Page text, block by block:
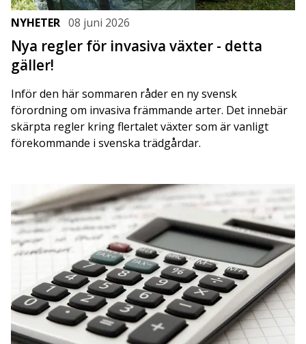
NYHETER 08 juni 2026
Nya regler för invasiva växter - detta
gäller!
Inför den här sommaren råder en ny svensk
förordning om invasiva främmande arter. Det innebär
skärpta regler kring flertalet växter som är vanligt
förekommande i svenska trädgårdar.